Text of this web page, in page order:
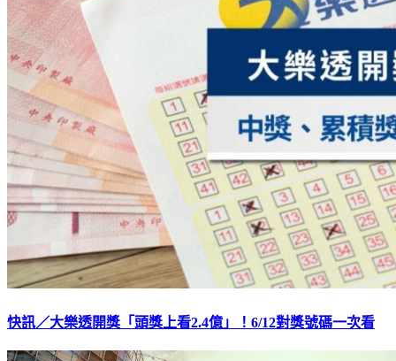
快訊／大樂透開獎「頭獎上看2.4億」！6/12對獎號碼一次看